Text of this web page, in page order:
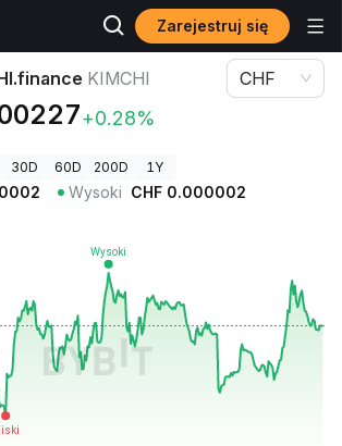
Zarejestruj się
Cena KIMCHI.finance KIMCHI
KIMCHI
+0.28%
CHF
30D 60D 200D 1Y
Wysoki CHF 0.000002